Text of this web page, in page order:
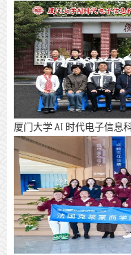
厦门大学 AI 时代电子信息